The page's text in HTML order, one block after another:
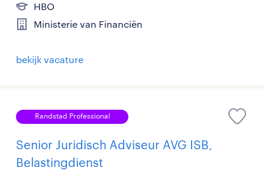
HBO
Ministerie van Financiën
bekijk vacature
Randstad Professional
Senior Juridisch Adviseur AVG ISB,
Belastingdienst